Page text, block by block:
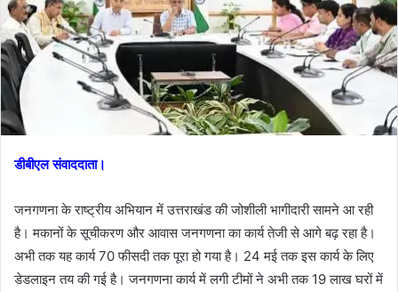
डीबीएल संवाददाता।
जनगणना के राष्ट्रीय अभियान में उत्तराखंड की जोशीली भागीदारी सामने आ रही
है। मकानों के सूचीकरण और आवास जनगणना का कार्य तेजी से आगे बढ़ रहा है।
अभी तक यह कार्य 70 फीसदी तक पूरा हो गया है। 24 मई तक इस कार्य के लिए
डेडलाइन तय की गई है। जनगणना कार्य में लगी टीमों ने अभी तक 19 लाख घरों में